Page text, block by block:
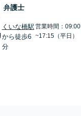
弁護士
くいな橋駅
から徒歩6
分
営業時間：09:00
~17:15（平日）